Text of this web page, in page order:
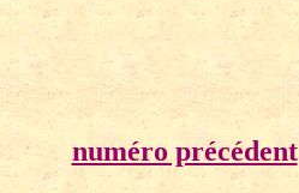
numéro précédent